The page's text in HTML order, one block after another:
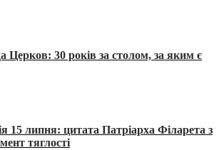
Церков: 30 років за столом, за яким є
15 липня: цитата Патріарха Філарета з
тяглості